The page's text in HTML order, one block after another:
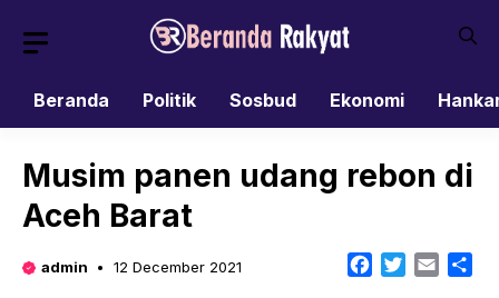
Beranda
Politik Sosbud Ekonomi
Musim panen udang rebon di
Aceh Barat
admin 12 December 2021 Facebook
TwitterEmail